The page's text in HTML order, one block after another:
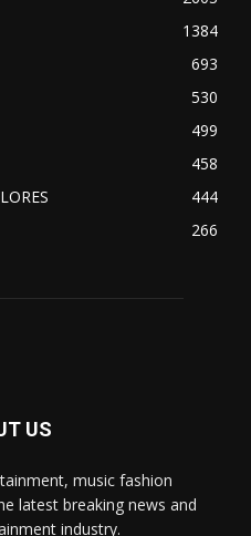
1384
693
530
499
458
444
266
US
music fashion
latest breaking news and
industry.